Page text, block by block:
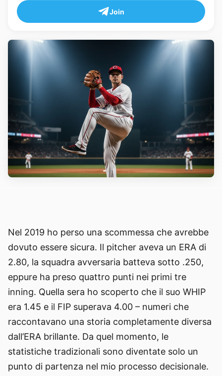
Join
Nel 2019 ho perso una scommessa che avrebbe
dovuto essere sicura. Il pitcher aveva un ERA di
2.80, la squadra avversaria batteva sotto .250,
eppure ha preso quattro punti nei primi tre
inning. Quella sera ho scoperto che il suo WHIP
era 1.45 e il FIP superava 4.00 – numeri che
raccontavano una storia completamente diversa
dall’ERA brillante. Da quel momento, le
statistiche tradizionali sono diventate solo un
punto di partenza nel mio processo decisionale.